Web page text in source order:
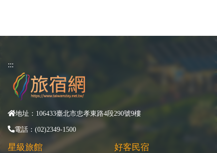
:::
地址：106433臺北市忠孝東路4段290號9樓
電話：(02)2349-1500
星級旅館
好客民宿